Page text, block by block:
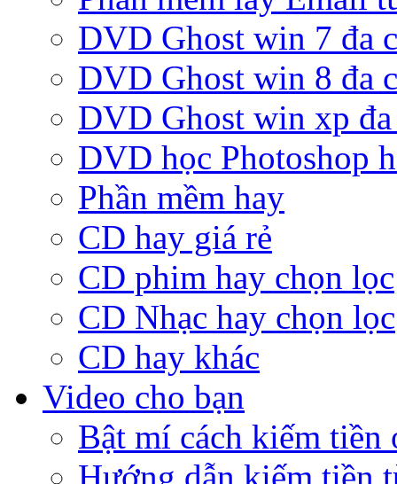
DVD Ghost win 7 đa
DVD Ghost win 8 đa
DVD Ghost win xp
DVD học Photoshop
Phần mềm hay
CD hay giá rẻ
CD phim hay chọn lọc
CD Nhạc hay chọn lọc
CD hay khác
Video cho bạn
Bật mí cách kiếm tiền